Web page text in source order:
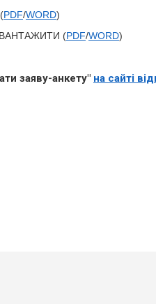
PDF/WORD)
(PDF/WORD)
заяву-анкету" на сайті